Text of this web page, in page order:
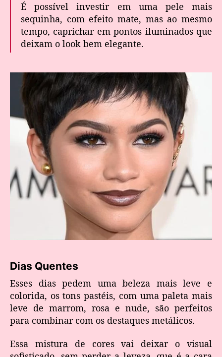
É possível investir em uma pele mais
sequinha, com efeito mate, mas ao mesmo
tempo, caprichar em pontos iluminados que
deixam o look bem elegante.
Dias Quentes
Esses dias pedem uma beleza mais leve e
colorida, os tons pastéis, com uma paleta mais
leve de marrom, rosa e nude, são perfeitos
para combinar com os destaques metálicos.
Essa mistura de cores vai deixar o visual